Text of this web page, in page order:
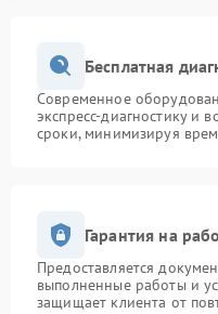
Бесплатная
Современное
экспресс-диагностику и
сроки, минимизируя
Гарантия на
Предоставляется
выполненные работы и
защищает клиента от